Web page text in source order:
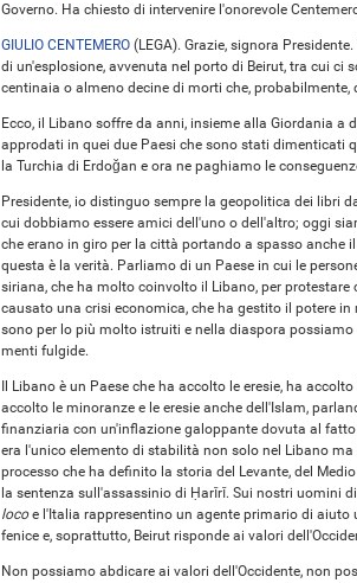
Governo. Ha chiesto di intervenire l'onorevole
GIULIO CENTEMERO (LEGA). Grazie, signora
di un'esplosione, avvenuta nel porto di Beirut, tra cui
centinaia o almeno decine di morti che, probabilmente,
Ecco, il Libano soffre da anni, insieme alla Giordania
approdati in quei due Paesi che sono stati dimenticati
la Turchia di Erdoğan e ora ne paghiamo le
Presidente, io distinguo sempre la geopolitica dei libri
cui dobbiamo essere amici dell'uno o dell'altro; oggi
che erano in giro per la città portando a spasso anche
questa è la verità. Parliamo di un Paese in cui le
siriana, che ha molto coinvolto il Libano, per
causato una crisi economica, che ha gestito il potere
sono per lo più molto istruiti e nella diaspora
menti fulgide.
Il Libano è un Paese che ha accolto le eresie, ha
accolto le minoranze e le eresie anche dell'Islam,
finanziaria con un'inflazione galoppante dovuta al
era l'unico elemento di stabilità non solo nel Libano
processo che ha definito la storia del Levante, del
la sentenza sull'assassinio di Ḥarīrī. Sui nostri uomini
locoe l'Italia rappresentino un agente primario di aiuto
fenice e, soprattutto, Beirut risponde ai valori
Non possiamo abdicare ai valori dell'Occidente, non